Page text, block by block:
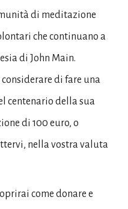
di meditazione
che continuano a
di John Main.
di fare una
centenario della sua
di 100 euro, o
nella vostra valuta
come donare e